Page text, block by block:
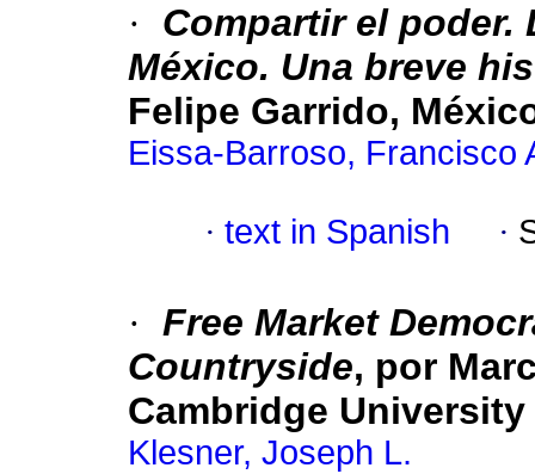
·
Compartir el poder.
México. Una breve
Felipe Garrido,
Eissa-Barroso, Francisco
· text in Spanish ·
· Free Market
Countryside, por
Cambridge University
Klesner, Joseph L.